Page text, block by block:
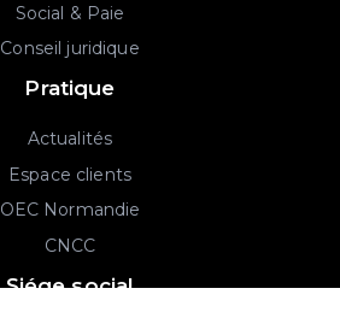
Social & Paie
Conseil juridique
Pratique
Actualités
Espace clients
OEC Normandie
CNCC
Siége social